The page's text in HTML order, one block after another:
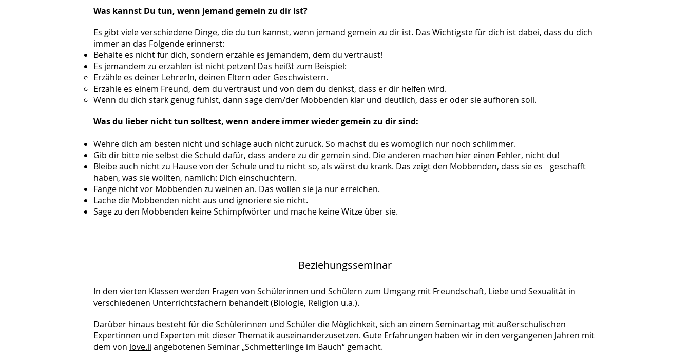
Was kannst Du tun, wenn jemand gemein zu dir ist?
Es gibt viele verschiedene Dinge, die du tun kannst, wenn jemand gemein zu dir ist. Das Wichtigste für dich ist dabei, dass du dich
immer an das Folgende erinnerst:
Behalte es nicht für dich, sondern erzähle es jemandem, dem du vertraust!
Es jemandem zu erzählen ist nicht petzen! Das heißt zum Beispiel:
Erzähle es deiner LehrerIn, deinen Eltern oder Geschwistern.
Erzähle es einem Freund, dem du vertraust und von dem du denkst, dass er dir helfen wird.
Wenn du dich stark genug fühlst, dann sage dem/der Mobbenden klar und deutlich, dass er oder sie aufhören soll.
Was du lieber nicht tun solltest, wenn andere immer wieder gemein zu dir sind:
Wehre dich am besten nicht und schlage auch nicht zurück. So machst du es womöglich nur noch schlimmer.
Gib dir bitte nie selbst die Schuld dafür, dass andere zu dir gemein sind. Die anderen machen hier einen Fehler, nicht du!
Bleibe auch nicht zu Hause von der Schule und tu nicht so, als wärst du krank. Das zeigt den Mobbenden, dass sie es geschafft
haben, was sie wollten, nämlich: Dich einschüchtern.
Fange nicht vor Mobbenden zu weinen an. Das wollen sie ja nur erreichen.
Lache die Mobbenden nicht aus und ignoriere sie nicht.
Sage zu den Mobbenden keine Schimpfwörter und mache keine Witze über sie.
Beziehungsseminar
In den vierten Klassen werden Fragen von Schülerinnen und Schülern zum Umgang mit Freundschaft, Liebe und Sexualität in
verschiedenen Unterrichtsfächern behandelt (Biologie, Religion u.a.).
Darüber hinaus besteht für die Schülerinnen und Schüler die Möglichkeit, sich an einem Seminartag mit außerschulischen
Expertinnen und Experten mit dieser Thematik auseinanderzusetzen. Gute Erfahrungen haben wir in den vergangenen Jahren mit
dem von love.li angebotenen Seminar „Schmetterlinge im Bauch“ gemacht.